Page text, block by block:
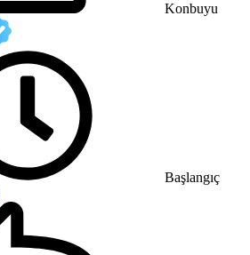
Konbuyu
Başlangıç